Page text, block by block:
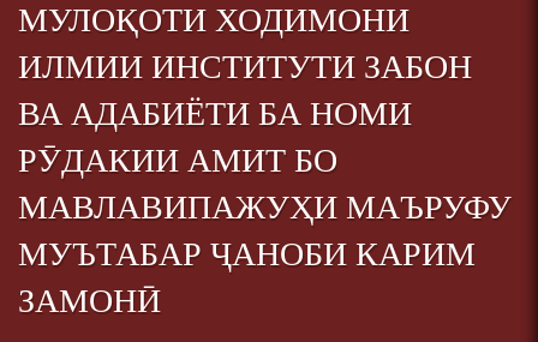
МУЛОҚОТИ ХОДИМОНИ
ИЛМИИ ИНСТИТУТИ ЗАБОН
ВА АДАБИЁТИ БА НОМИ
РӮДАКИИ АМИТ БО
МАВЛАВИПАЖУҲИ МАЪРУФУ
МУЪТАБАР ҶАНОБИ КАРИМ
ЗАМОНӢ
БА МУНОСИБАТИ
БУЗУРГДОШТИ РӮЗИ РӮДАКӢ